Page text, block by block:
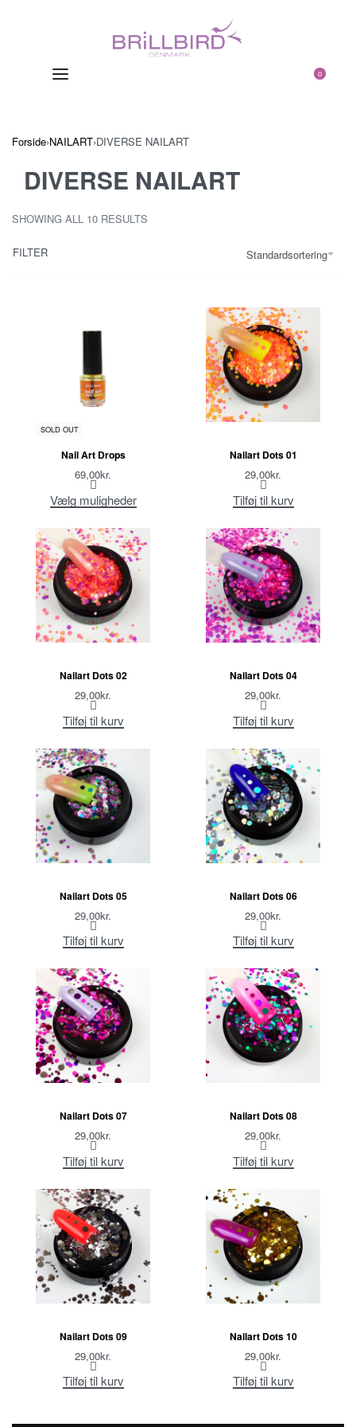
0
Forside›NAILART›DIVERSE NAILART
DIVERSE NAILART
SHOWING ALL 10 RESULTS
Standardsortering
FILTER
SOLD OUT
Nail Art Drops
69,00kr.
Vælg muligheder
Nailart Dots 01
29,00kr.
Tilføj til kurv
Nailart Dots 02
29,00kr.
Tilføj til kurv
Nailart Dots 04
29,00kr.
Tilføj til kurv
Nailart Dots 05
29,00kr.
Tilføj til kurv
Nailart Dots 06
29,00kr.
Tilføj til kurv
Nailart Dots 07
29,00kr.
Tilføj til kurv
Nailart Dots 08
29,00kr.
Tilføj til kurv
Nailart Dots 09
29,00kr.
Tilføj til kurv
Nailart Dots 10
29,00kr.
Tilføj til kurv